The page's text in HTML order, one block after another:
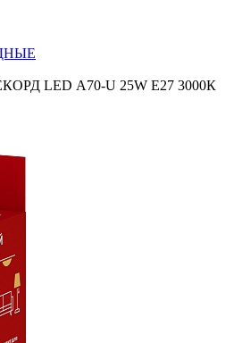
LED А70-U 25W Е27 3000К